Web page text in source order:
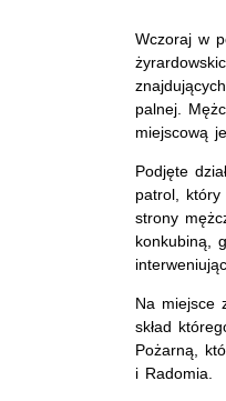
Wczoraj w
palnej.
miejscową
Podjęte
patrol, który
strony
konkubiną,
Na miejsce
skład
Pożarną,
i Radomia.